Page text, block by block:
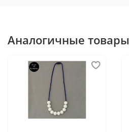
Аналогичные товары